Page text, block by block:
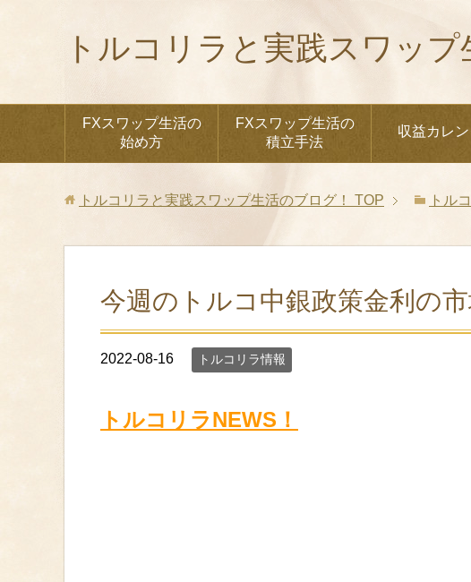
トルコリラと実践スワップ
FXスワップ生活の
始め方
FXスワップ生活の
積立手法
収益カレ
トルコリラと実践スワップ生活のブログ！ TOP トル
今週のトルコ中銀政策金利の
2022-08-16 トルコリラ情報
トルコリラNEWS！